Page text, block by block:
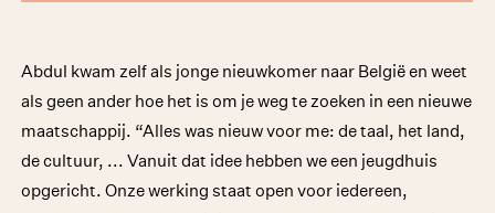
Abdul kwam zelf als jonge nieuwkomer naar België en weet
als geen ander hoe het is om je weg te zoeken in een nieuwe
maatschappij. “Alles was nieuw voor me: de taal, het land,
de cultuur, ... Vanuit dat idee hebben we een jeugdhuis
opgericht. Onze werking staat open voor iedereen,